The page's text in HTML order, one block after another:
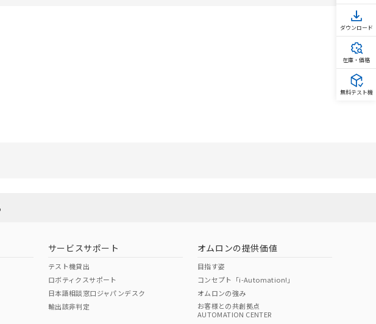
サービスサポート
テスト機貸出
ロボティクスサポート
日本語相談窓口ジャパンデスク
輸出該非判定
オムロンの提供価値
目指す姿
コンセプト「i-Automation!」
オムロンの強み
お客様との共創拠点
AUTOMATION CENTER
ダウンロード
在庫・価格
無料テスト機